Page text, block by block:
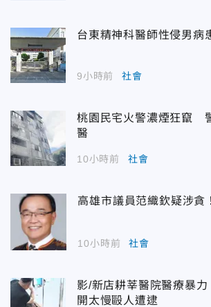
台東精神科醫師性侵男
9小時前 社會
桃園民宅火警濃煙狂竄
醫
10小時前 社會
高雄市議員范織欽疑涉貪
10小時前 社會
影/新店耕莘醫院醫療暴
開太慢毆人遭逮